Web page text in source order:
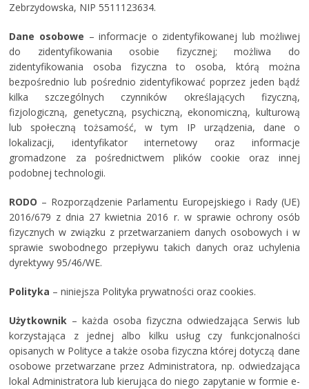
Zebrzydowska, NIP 5511123634.
Dane osobowe – informacje o zidentyfikowanej lub możliwej
do zidentyfikowania osobie fizycznej; możliwa do
zidentyfikowania osoba fizyczna to osoba, którą można
bezpośrednio lub pośrednio zidentyfikować poprzez jeden bądź
kilka szczególnych czynników określających fizyczną,
fizjologiczną, genetyczną, psychiczną, ekonomiczną, kulturową
lub społeczną tożsamość, w tym IP urządzenia, dane o
lokalizacji, identyfikator internetowy oraz informacje
gromadzone za pośrednictwem plików cookie oraz innej
podobnej technologii.
RODO – Rozporządzenie Parlamentu Europejskiego i Rady (UE)
2016/679 z dnia 27 kwietnia 2016 r. w sprawie ochrony osób
fizycznych w związku z przetwarzaniem danych osobowych i w
sprawie swobodnego przepływu takich danych oraz uchylenia
dyrektywy 95/46/WE.
Polityka – niniejsza Polityka prywatności oraz cookies.
Użytkownik – każda osoba fizyczna odwiedzająca Serwis lub
korzystająca z jednej albo kilku usług czy funkcjonalności
opisanych w Polityce a także osoba fizyczna której dotyczą dane
osobowe przetwarzane przez Administratora, np. odwiedzająca
lokal Administratora lub kierująca do niego zapytanie w formie e-